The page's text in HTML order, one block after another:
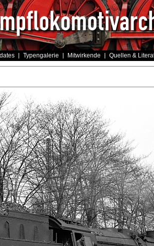
Typengalerie Mitwirkende Quellen &